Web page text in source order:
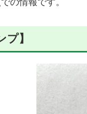
の情報です。
プ】